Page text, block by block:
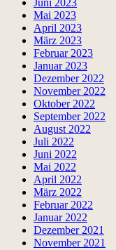
Juni 2023
Mai 2023
April 2023
März 2023
Februar 2023
Januar 2023
Dezember 2022
November 2022
Oktober 2022
September 2022
August 2022
Juli 2022
Juni 2022
Mai 2022
April 2022
März 2022
Februar 2022
Januar 2022
Dezember 2021
November 2021